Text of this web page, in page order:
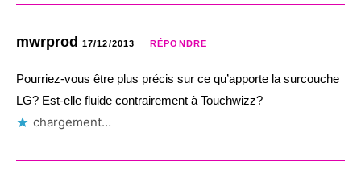
mwrprod 17/12/2013 RÉPONDRE
Pourriez-vous être plus précis sur ce qu’apporte la surcouche
LG? Est-elle fluide contrairement à Touchwizz?
chargement…